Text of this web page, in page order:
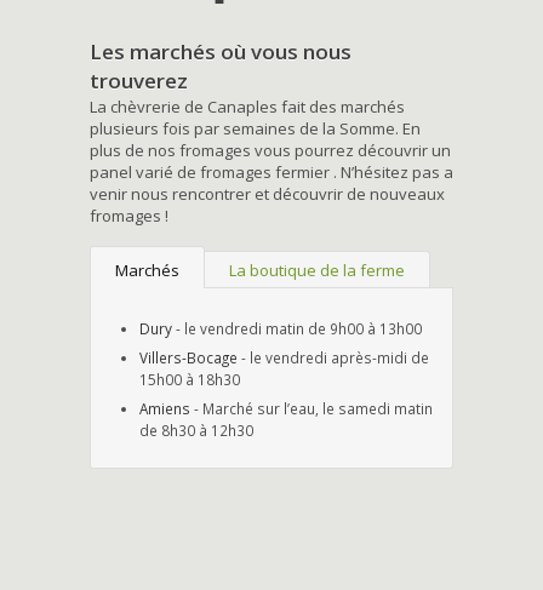
Les marchés où vous nous
trouverez
La chèvrerie de Canaples fait des marchés
plusieurs fois par semaines de la Somme. En
plus de nos fromages vous pourrez découvrir un
panel varié de fromages fermier . N’hésitez pas a
venir nous rencontrer et découvrir de nouveaux
fromages !
Marchés La boutique de la ferme
Dury- le vendredi matin de 9h00 à 13h00
Villers-Bocage - le vendredi après-midi de
15h00 à 18h30
Amiens - Marché sur l’eau, le samedi matin
de 8h30 à 12h30